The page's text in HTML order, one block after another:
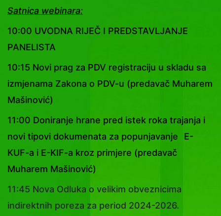
Satnica webinara:
10:00 UVODNA RIJEČ I PREDSTAVLJANJE
PANELISTA
10:15 Novi prag za PDV registraciju u skladu sa
izmjenama Zakona o PDV-u (predavač Muharem
Mašinović)
11:00 Doniranje hrane pred istek roka trajanja i
novi tipovi dokumenata za popunjavanje
E-
KUF-a i E-KIF-a kroz primjere (predavač
Muharem Mašinović)
11:45 Nova Odluka o velikim obveznicima
indirektnih poreza za period 2024-2026.